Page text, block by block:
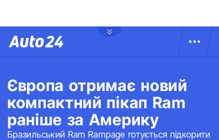
Європа отримає новий
компактний пікап Ram
раніше за Америку
Бразильський Ram Rampage готується підкорити